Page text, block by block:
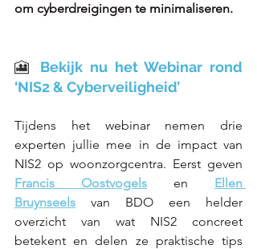
om cyberdreigingen te minimaliseren.
🎦 Bekijk nu het Webinar rond
‘NIS2 & Cyberveiligheid’
Tijdens het webinar nemen drie
experten jullie mee in de impact van
Francis Oostvogels en Ellen
Bruynseels van BDO een helder
overzicht van wat NIS2 concreet
betekent en delen ze praktische tips